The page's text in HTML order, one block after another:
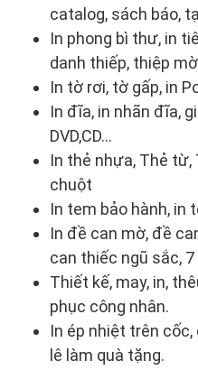
catalog, sách báo,
In phong bì thư, in
danh thiếp, thiệp
In tờ rơi, tờ gấp, in
In đĩa, in nhãn đĩa,
DVD,CD…
In thẻ nhựa, Thẻ từ,
chuột
In tem bảo hành, in
In đề can mờ, đề
can thiếc ngũ sắc, 7
Thiết kế, may, in,
phục công nhân.
In ép nhiệt trên
lê làm quà tặng.